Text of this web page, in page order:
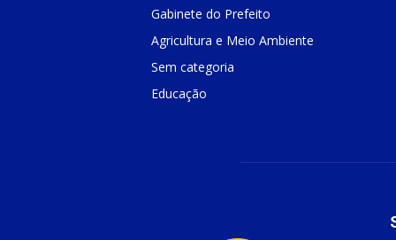
Gabinete do Prefeito
Agricultura e Meio Ambiente
Sem categoria
Educação